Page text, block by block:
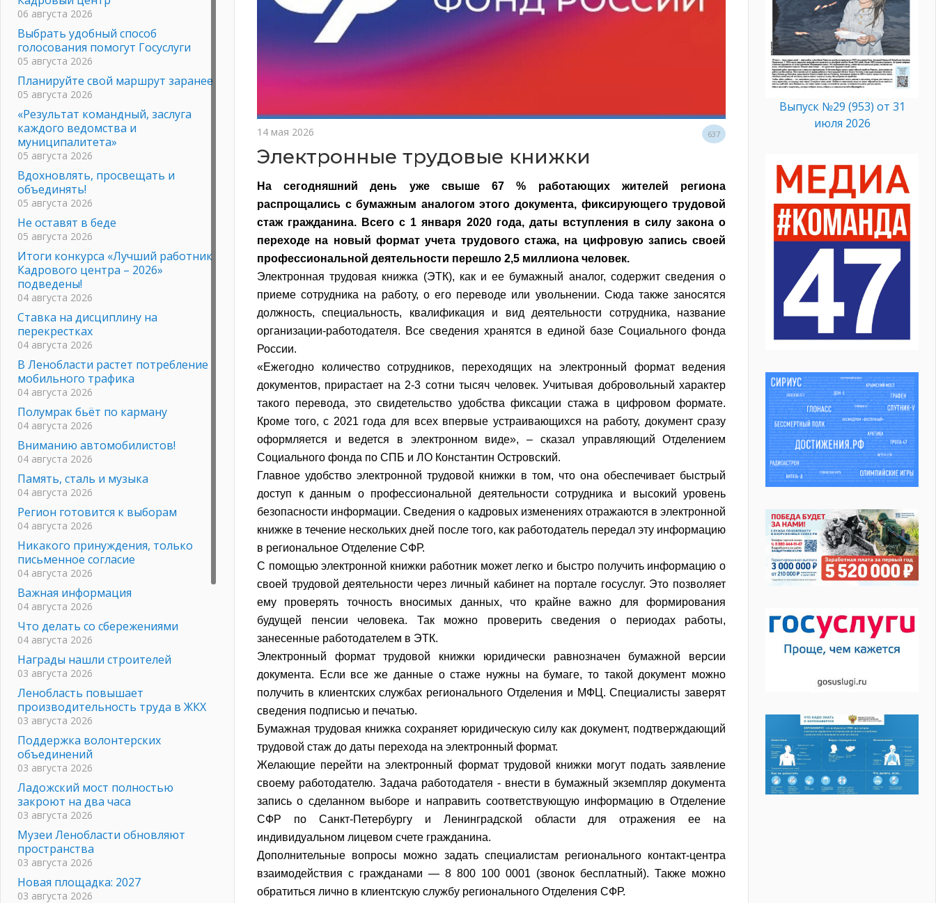
14 мая 2026 637
Электронные трудовые книжки
На сегодняшний день уже свыше 67 % работающих жителей региона
распрощались с бумажным аналогом этого документа, фиксирующего трудовой
стаж гражданина. Всего с 1 января 2020 года, даты вступления в силу закона о
переходе на новый формат учета трудового стажа, на цифровую запись своей
профессиональной деятельности перешло 2,5 миллиона человек.
Электронная трудовая книжка (ЭТК), как и ее бумажный аналог, содержит сведения о
приеме сотрудника на работу, о его переводе или увольнении. Сюда также заносятся
должность, специальность, квалификация и вид деятельности сотрудника, название
организации-работодателя. Все сведения хранятся в единой базе Социального фонда
России.
«Ежегодно количество сотрудников, переходящих на электронный формат ведения
документов, прирастает на 2-3 сотни тысяч человек. Учитывая добровольный характер
такого перевода, это свидетельство удобства фиксации стажа в цифровом формате.
Кроме того, с 2021 года для всех впервые устраивающихся на работу, документ сразу
оформляется и ведется в электронном виде», – сказал управляющий Отделением
Социального фонда по СПБ и ЛО Константин Островский.
Главное удобство электронной трудовой книжки в том, что она обеспечивает быстрый
доступ к данным о профессиональной деятельности сотрудника и высокий уровень
безопасности информации. Сведения о кадровых изменениях отражаются в электронной
книжке в течение нескольких дней после того, как работодатель передал эту информацию
в региональное Отделение СФР.
С помощью электронной книжки работник может легко и быстро получить информацию о
своей трудовой деятельности через личный кабинет на портале госуслуг. Это позволяет
ему проверять точность вносимых данных, что крайне важно для формирования
будущей пенсии человека. Так можно проверить сведения о периодах работы,
занесенные работодателем в ЭТК.
Электронный формат трудовой книжки юридически равнозначен бумажной версии
документа. Если все же данные о стаже нужны на бумаге, то такой документ можно
получить в клиентских службах регионального Отделения и МФЦ. Специалисты заверят
сведения подписью и печатью.
Бумажная трудовая книжка сохраняет юридическую силу как документ, подтверждающий
трудовой стаж до даты перехода на электронный формат.
Желающие перейти на электронный формат трудовой книжки могут подать заявление
своему работодателю. Задача работодателя - внести в бумажный экземпляр документа
запись о сделанном выборе и направить соответствующую информацию в Отделение
СФР по Санкт-Петербургу и Ленинградской области для отражения ее на
индивидуальном лицевом счете гражданина.
Дополнительные вопросы можно задать специалистам регионального контакт-центра
взаимодействия с гражданами — 8 800 100 0001 (звонок бесплатный). Также можно
обратиться лично в клиентскую службу регионального Отделения СФР.
06 августа 2026
Выбрать удобный способ
голосования помогут Госуслуги
05 августа 2026
Планируйте свой маршрут заранее
05 августа 2026
«Результат командный, заслуга
каждого ведомства и
муниципалитета»
05 августа 2026
Вдохновлять, просвещать и
объединять!
05 августа 2026
Не оставят в беде
05 августа 2026
Итоги конкурса «Лучший работник
Кадрового центра – 2026»
подведены!
04 августа 2026
Ставка на дисциплину на
перекрестках
04 августа 2026
В Ленобласти растет потребление
мобильного трафика
04 августа 2026
Полумрак бьёт по карману
04 августа 2026
Вниманию автомобилистов!
04 августа 2026
Память, сталь и музыка
04 августа 2026
Регион готовится к выборам
04 августа 2026
Никакого принуждения, только
письменное согласие
04 августа 2026
Важная информация
04 августа 2026
Что делать со сбережениями
04 августа 2026
Награды нашли строителей
03 августа 2026
Ленобласть повышает
производительность труда в ЖКХ
03 августа 2026
Поддержка волонтерских
объединений
03 августа 2026
Ладожский мост полностью
закроют на два часа
03 августа 2026
Музеи Ленобласти обновляют
пространства
03 августа 2026
Новая площадка: 2027
03 августа 2026
Выпуск №29 (953) от 31
июля 2026